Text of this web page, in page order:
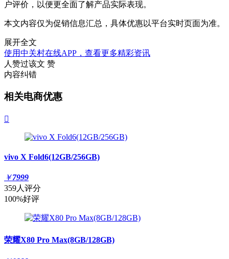
户评价，以便更全面了解产品实际表现。
本文内容仅为促销信息汇总，具体优惠以平台实时页面为准。
展开全文
使用中关村在线APP，查看更多精彩资讯
人赞过该文 赞
内容纠错
相关电商优惠

vivo X Fold6(12GB/256GB)
￥7999
359人评分
100%好评
荣耀X80 Pro Max(8GB/128GB)